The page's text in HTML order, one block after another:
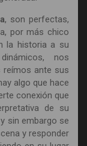
, son perfectas,
por más chico
la historia a su
nos
ante sus
algo que hace
conexión que
de su
sin embargo se
y responder